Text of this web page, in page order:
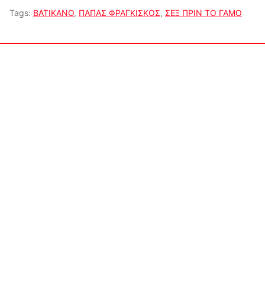
Tags: ΒΑΤΙΚΑΝΟ, ΠΑΠΑΣ ΦΡΑΓΚΙΣΚΟΣ, ΣΕΞ ΠΡΙΝ ΤΟ ΓΑΜΟ